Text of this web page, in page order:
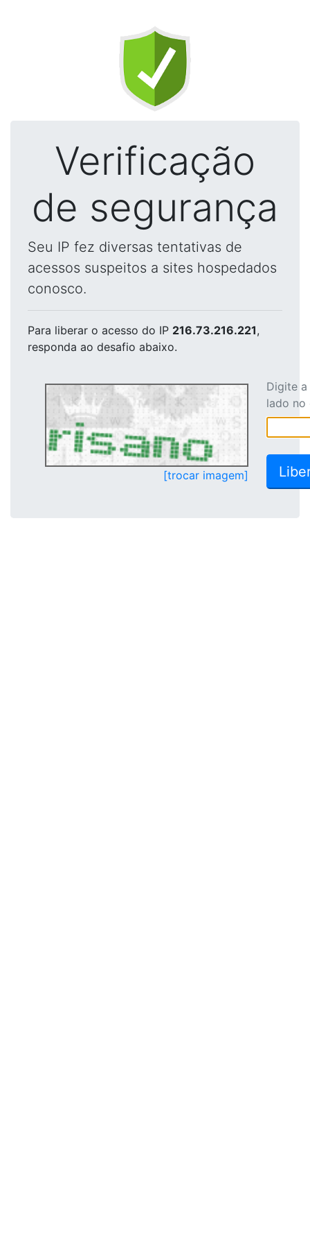
Verificação
de segurança
Seu IP fez diversas tentativas de
acessos suspeitos a sites hospedados
conosco.
Para liberar o acesso do IP 216.73.216.221,
responda ao desafio abaixo.
[trocar imagem]
Digite
lado no